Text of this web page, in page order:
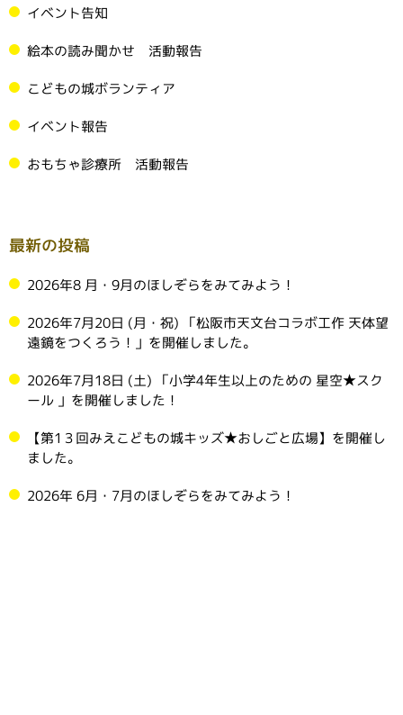
イベント告知
絵本の読み聞かせ 活動報告
こどもの城ボランティア
イベント報告
おもちゃ診療所 活動報告
最新の投稿
2026年8 月・9月のほしぞらをみてみよう！
2026年7月20日 (月・祝) 「松阪市天文台コラボ工作 天体望
遠鏡をつくろう！」を開催しました。
2026年7月18日 (土) 「小学4年生以上のための 星空★スク
ール 」を開催しました！
【第1３回みえこどもの城キッズ★おしごと広場】を開催し
ました。
2026年 6月・7月のほしぞらをみてみよう！